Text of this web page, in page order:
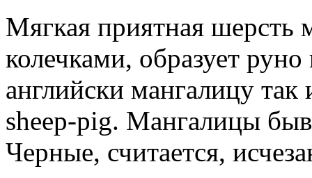
Мягкая приятная шерсть
колечками, образует
английски мангалицу
sheep-pig. Мангалицы
Черные, считается,